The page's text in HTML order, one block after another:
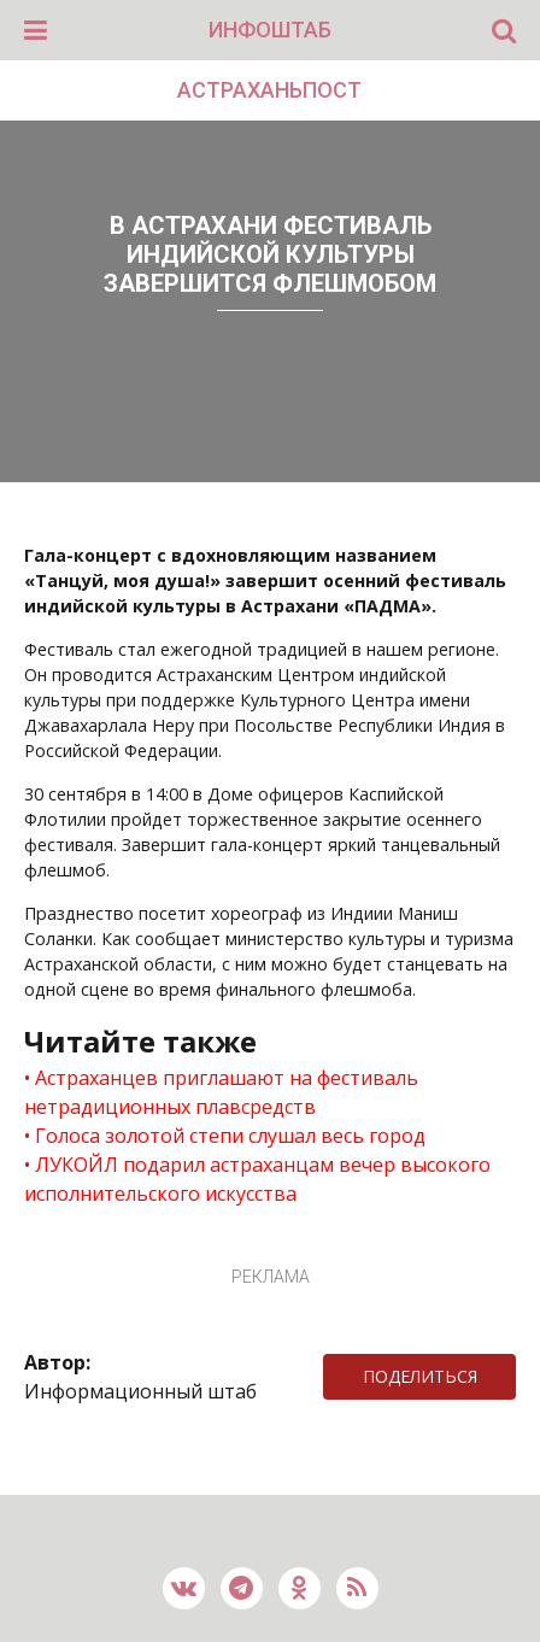
ИНФОШТАБ
АСТРАХАНЬПОСТ
В АСТРАХАНИ ФЕСТИВАЛЬ
ИНДИЙСКОЙ КУЛЬТУРЫ
ЗАВЕРШИТСЯ ФЛЕШМОБОМ
Гала-концерт с вдохновляющим названием
«Танцуй, моя душа!» завершит осенний фестиваль
индийской культуры в Астрахани «ПАДМА».
Фестиваль стал ежегодной традицией в нашем регионе.
Он проводится Астраханским Центром индийской
культуры при поддержке Культурного Центра имени
Джавахарлала Неру при Посольстве Республики Индия в
Российской Федерации.
30 сентября в 14:00 в Доме офицеров Каспийской
Флотилии пройдет торжественное закрытие осеннего
фестиваля. Завершит гала-концерт яркий танцевальный
флешмоб.
Празднество посетит хореограф из Индиии Маниш
Соланки. Как сообщает министерство культуры и туризма
Астраханской области, с ним можно будет станцевать на
одной сцене во время финального флешмоба.
Читайте также
Астраханцев приглашают на фестиваль
нетрадиционных плавсредств
Голоса золотой степи слушал весь город
ЛУКОЙЛ подарил астраханцам вечер высокого
исполнительского искусства
РЕКЛАМА
Автор:
Информационный штаб
ПОДЕЛИТЬСЯ